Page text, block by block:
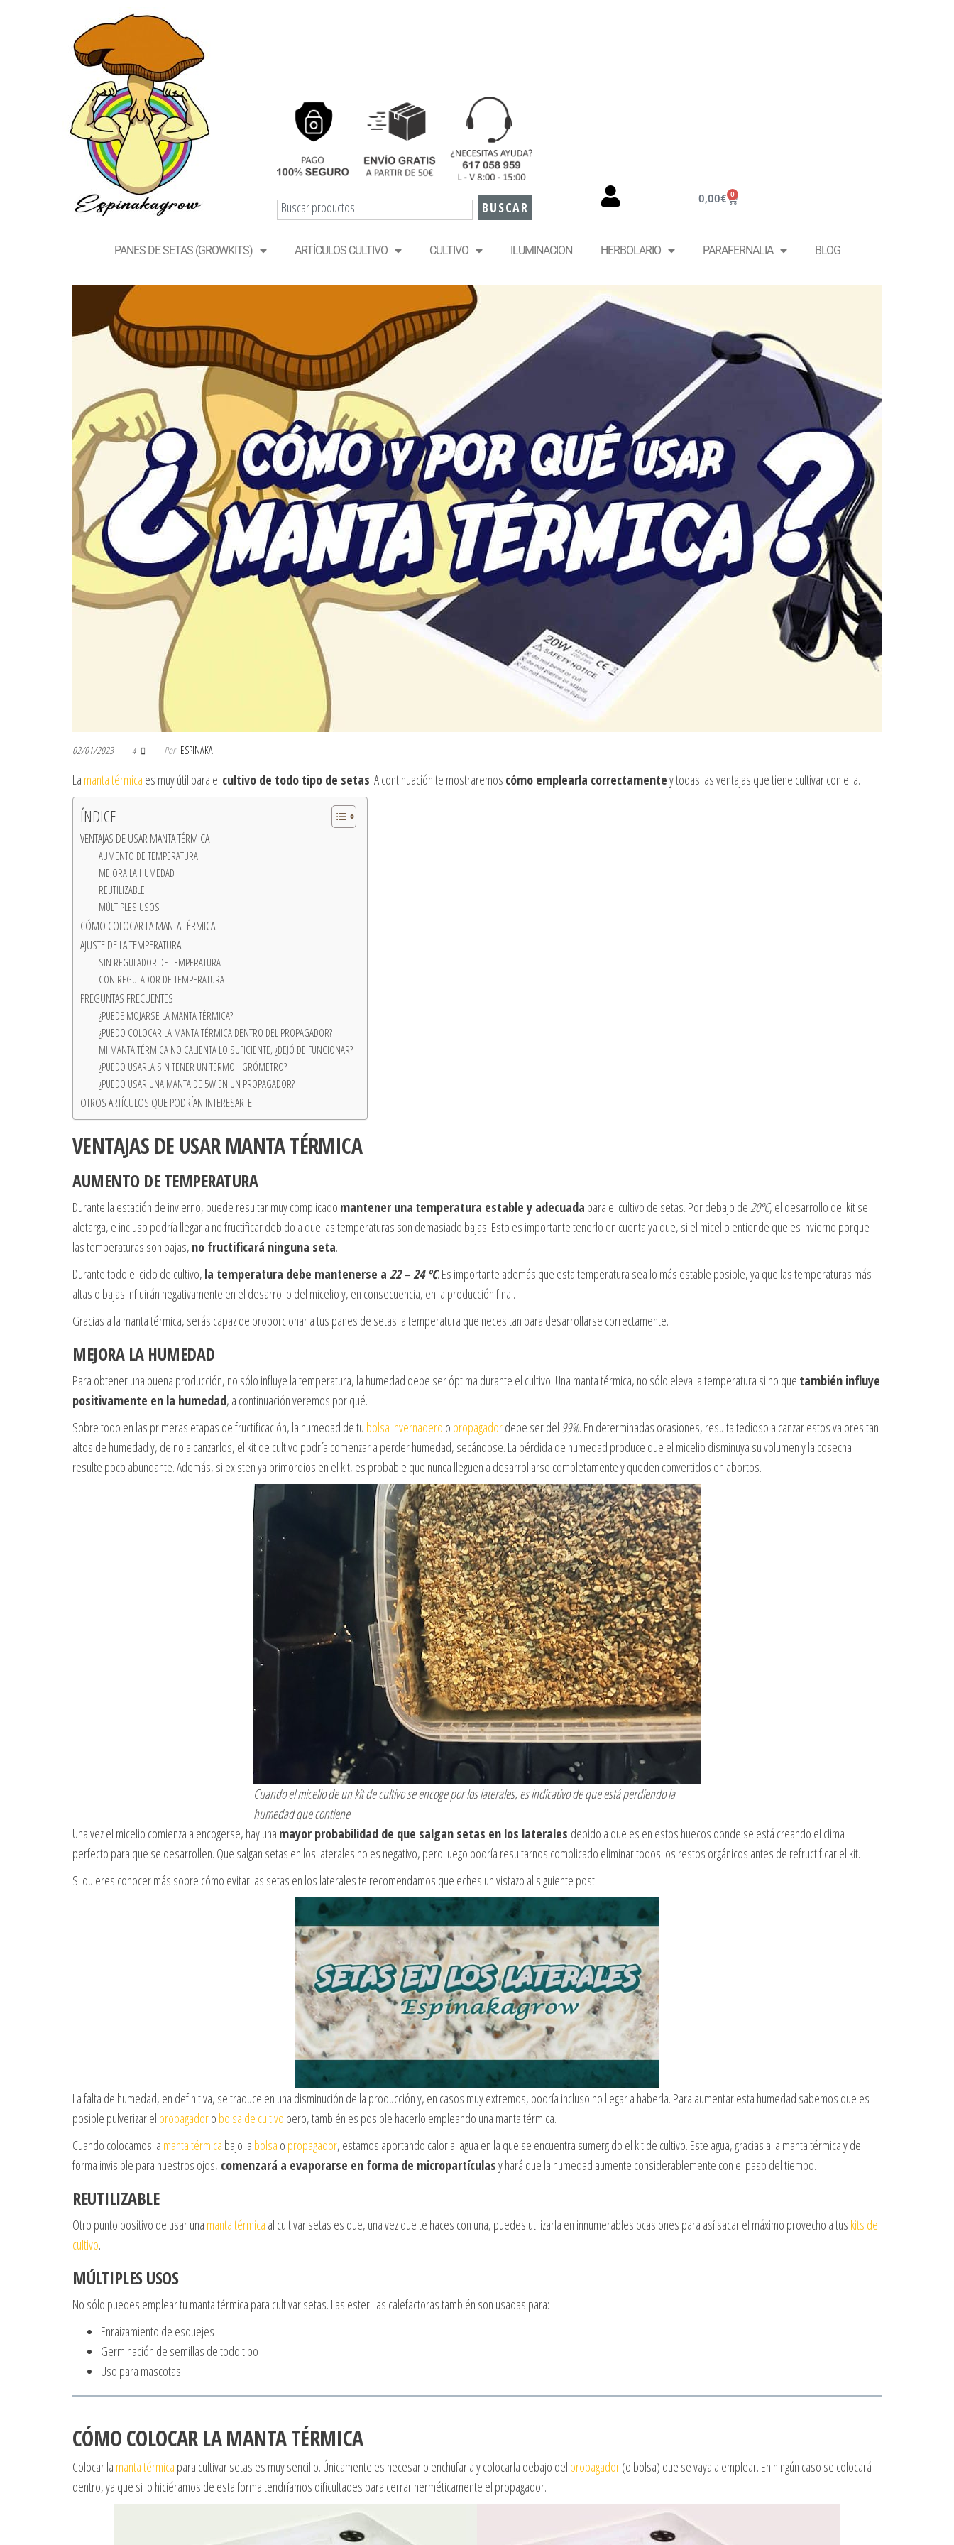
BUSCAR 0,00€ 0
PANES DE SETAS (GROWKITS) ARTÍCULOS CULTIVO CULTIVO ILUMINACION HERBOLARIO PARAFERNALIA BLOG
02/01/2023 4 Por ESPINAKA
La manta térmica es muy útil para el cultivo de todo tipo de setas. A continuación te mostraremos cómo emplearla correctamentey todas las ventajas que tiene cultivar con ella.
ÍNDICE
VENTAJAS DE USAR MANTA TÉRMICA
AUMENTO DE TEMPERATURA
MEJORA LA HUMEDAD
REUTILIZABLE
MÚLTIPLES USOS
CÓMO COLOCAR LA MANTA TÉRMICA
AJUSTE DE LA TEMPERATURA
SIN REGULADOR DE TEMPERATURA
CON REGULADOR DE TEMPERATURA
PREGUNTAS FRECUENTES
¿PUEDE MOJARSE LA MANTA TÉRMICA?
¿PUEDO COLOCAR LA MANTA TÉRMICA DENTRO DEL PROPAGADOR?
MI MANTA TÉRMICA NO CALIENTA LO SUFICIENTE, ¿DEJÓ DE FUNCIONAR?
¿PUEDO USARLA SIN TENER UN TERMOHIGRÓMETRO?
¿PUEDO USAR UNA MANTA DE 5W EN UN PROPAGADOR?
OTROS ARTÍCULOS QUE PODRÍAN INTERESARTE
VENTAJAS DE USAR MANTA TÉRMICA
AUMENTO DE TEMPERATURA
Durante la estación de invierno, puede resultar muy complicado mantener una temperatura estable y adecuada para el cultivo de setas. Por debajo de20ºC, el desarrollo del kit se
aletarga, e incluso podría llegar a no fructificar debido a que las temperaturas son demasiado bajas. Esto es importante tenerlo en cuenta ya que, si el micelio entiende que es invierno porque
las temperaturas son bajas, no fructificará ninguna seta.
Durante todo el ciclo de cultivo, la temperatura debe mantenerse a 22 – 24 ºC. Es importante además que esta temperatura sea lo más estable posible, ya que las temperaturas más
altas o bajas influirán negativamente en el desarrollo del micelio y, en consecuencia, en la producción final.
Gracias a la manta térmica, serás capaz de proporcionar a tus panes de setas la temperatura que necesitan para desarrollarse correctamente.
MEJORA LA HUMEDAD
Para obtener una buena producción, no sólo influye la temperatura, la humedad debe ser óptima durante el cultivo. Una manta térmica, no sólo eleva la temperatura si no que también influye
positivamente en la humedad, a continuación veremos por qué.
Sobre todo en las primeras etapas de fructificación, la humedad de tu bolsa invernadero o propagadordebe ser del 99%. En determinadas ocasiones, resulta tedioso alcanzar estos valores tan
altos de humedad y, de no alcanzarlos, el kit de cultivo podría comenzar a perder humedad, secándose. La pérdida de humedad produce que el micelio disminuya su volumen y la cosecha
resulte poco abundante. Además, si existen ya primordios en el kit, es probable que nunca lleguen a desarrollarse completamente y queden convertidos en abortos.
Cuando el micelio de un kit de cultivo se encoge por los laterales, es indicativo de que está perdiendo la
humedad que contiene
Una vez el micelio comienza a encogerse, hay una mayor probabilidad de que salgan setas en los laterales debido a que es en estos huecos donde se está creando el clima
perfecto para que se desarrollen. Que salgan setas en los laterales no es negativo, pero luego podría resultarnos complicado eliminar todos los restos orgánicos antes de refructificar el kit.
Si quieres conocer más sobre cómo evitar las setas en los laterales te recomendamos que eches un vistazo al siguiente post:
La falta de humedad, en definitiva, se traduce en una disminución de la producción y, en casos muy extremos, podría incluso no llegar a haberla. Para aumentar esta humedad sabemos que es
posible pulverizar el propagadoro bolsa de cultivo pero, también es posible hacerlo empleando una manta térmica.
Cuando colocamos la manta térmica bajo la bolsa o propagador, estamos aportando calor al agua en la que se encuentra sumergido el kit de cultivo. Este agua, gracias a la manta térmica y de
forma invisible para nuestros ojos, comenzará a evaporarse en forma de micropartículasy hará que la humedad aumente considerablemente con el paso del tiempo.
REUTILIZABLE
Otro punto positivo de usar una manta térmica al cultivar setas es que, una vez que te haces con una, puedes utilizarla en innumerables ocasiones para así sacar el máximo provecho a tus kits de
cultivo.
MÚLTIPLES USOS
No sólo puedes emplear tu manta térmica para cultivar setas. Las esterillas calefactoras también son usadas para:
Enraizamiento de esquejes
Germinación de semillas de todo tipo
Uso para mascotas
CÓMO COLOCAR LA MANTA TÉRMICA
Colocar la manta térmica para cultivar setas es muy sencillo. Únicamente es necesario enchufarla y colocarla debajo del propagador(o bolsa) que se vaya a emplear. En ningún caso se colocará
dentro, ya que si lo hiciéramos de esta forma tendríamos dificultades para cerrar herméticamente el propagador.